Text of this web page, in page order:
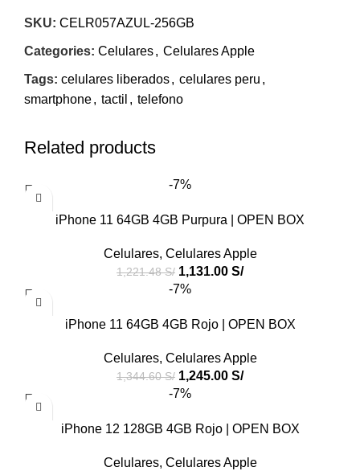
SKU: CELR057AZUL-256GB
Categories: Celulares, Celulares Apple
Tags: celulares liberados, celulares peru ,
smartphone, tactil , telefono
Related products
-7%
iPhone 11 64GB 4GB Purpura | OPEN BOX
Celulares, Celulares Apple
1,221.48S/ 1,131.00 S/
-7%
iPhone 11 64GB 4GB Rojo | OPEN BOX
Celulares, Celulares Apple
1,344.60S/ 1,245.00 S/
-7%
iPhone 12 128GB 4GB Rojo | OPEN BOX
Celulares, Celulares Apple